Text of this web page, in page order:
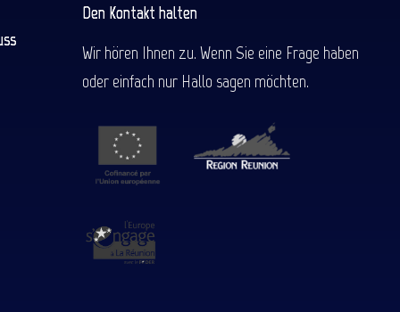
Den Kontakt halten
Wir hören Ihnen zu. Wenn Sie eine Frage haben
oder einfach nur Hallo sagen möchten.